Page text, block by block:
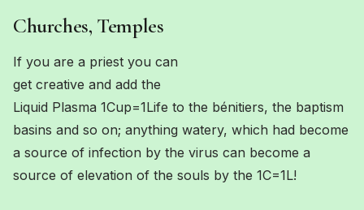
Churches, Temples
If you are a priest you can
get creative and add the
Liquid Plasma 1Cup=1Life to the bénitiers, the baptism
basins and so on; anything watery, which had become
a source of infection by the virus can become a
source of elevation of the souls by the 1C=1L!